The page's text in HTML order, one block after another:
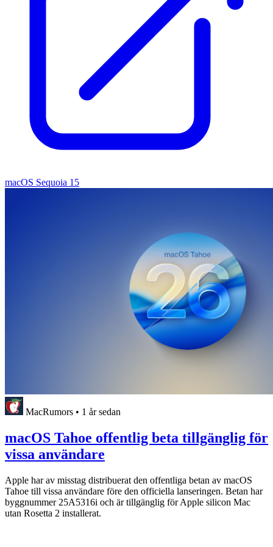
macOS Sequoia 15
MacRumors • 1 år sedan
macOS Tahoe offentlig beta tillgänglig för
vissa användare
Apple har av misstag distribuerat den offentliga betan av macOS
Tahoe till vissa användare före den officiella lanseringen. Betan har
byggnummer 25A5316i och är tillgänglig för Apple silicon Mac
utan Rosetta 2 installerat.